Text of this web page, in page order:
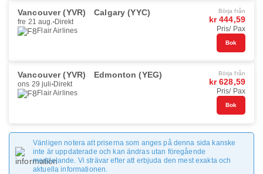
Vancouver (YVR) Calgary (YYC)
fre 21 aug. Direkt
Flair Airlines
Börja från
kr 444,59
Pris/ Pax
Bok
Vancouver (YVR) Edmonton (YEG)
ons 29 juli Direkt
Flair Airlines
Börja från
kr 628,59
Pris/ Pax
Bok
Vänligen notera att priserna som anges på denna sida kanske
inte är uppdaterade och kan ändras utan föregående
meddelande. Vi strävar efter att erbjuda den mest exakta och
aktuella informationen.